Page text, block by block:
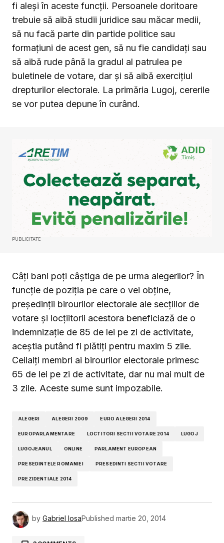
fi aleși în aceste funcții. Persoanele doritoare
trebuie să aibă studii juridice sau măcar medii,
să nu facă parte din partide politice sau
formațiuni de acest gen, să nu fie candidați sau
să aibă rude până la gradul al patrulea pe
buletinele de votare, dar și să aibă exercițiul
drepturilor electorale. La primăria Lugoj, cererile
se vor putea depune în curând.
PUBLICITATE
Câți bani poți câștiga de pe urma alegerilor? În
funcție de poziția pe care o vei obține,
preşedinţii birourilor electorale ale secţiilor de
votare şi locţiitorii acestora beneficiază de o
indemnizaţie de 85 de lei pe zi de activitate,
aceștia putând fi plătiți pentru maxim 5 zile.
Ceilalţi membri ai birourilor electorale primesc
65 de lei pe zi de activitate, dar nu mai mult de
3 zile. Aceste sume sunt impozabile.
ALEGERI ALEGERI 2009 EURO ALEGERI 2014
EUROPARLAMENTARE LOCTITORI SECTII VOTARE 2014 LUGOJ
LUGOJEANUL ONLINE PARLAMENT EUROPEAN
PRESEDINTELE ROMANIEI PRESEDINTI SECTII VOTARE
PREZIDENTIALE 2014
by Gabriel IosaPublished martie 20, 2014